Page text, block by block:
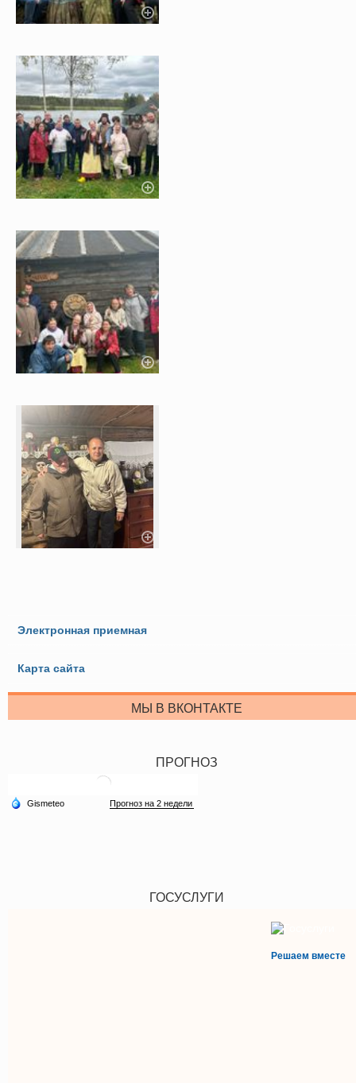
Электронная приемная
Карта сайта
МЫ В ВКОНТАКТЕ
ПРОГНОЗ
ГОСУСЛУГИ
Решаем вместе